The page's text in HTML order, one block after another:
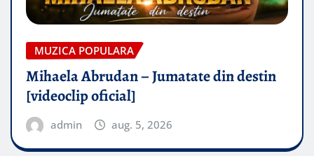
MUZICA POPULARA
Mihaela Abrudan – Jumatate din destin
[videoclip oficial]
admin aug. 5, 2026